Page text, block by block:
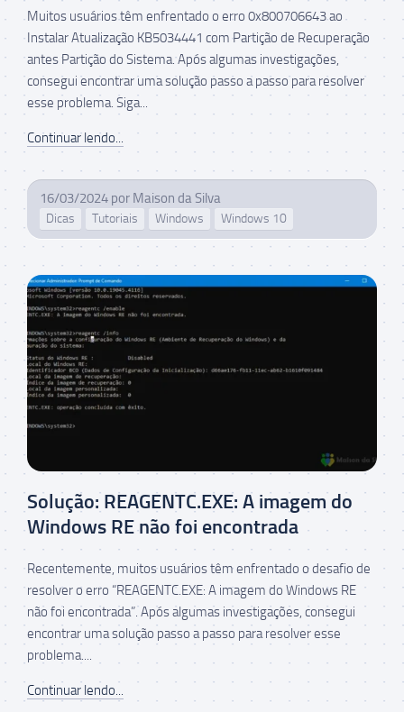
Muitos usuários têm enfrentado o erro 0x800706643 ao
Instalar Atualização KB5034441 com Partição de Recuperação
antes Partição do Sistema. Após algumas investigações,
consegui encontrar uma solução passo a passo para resolver
esse problema. Siga...
Continuar lendo...
16/03/2024 por Maison da Silva
Dicas Tutoriais Windows Windows 10
Solução: REAGENTC.EXE: A imagem do
Windows RE não foi encontrada
Recentemente, muitos usuários têm enfrentado o desafio de
resolver o erro “REAGENTC.EXE: A imagem do Windows RE
não foi encontrada”. Após algumas investigações, consegui
encontrar uma solução passo a passo para resolver esse
problema....
Continuar lendo...